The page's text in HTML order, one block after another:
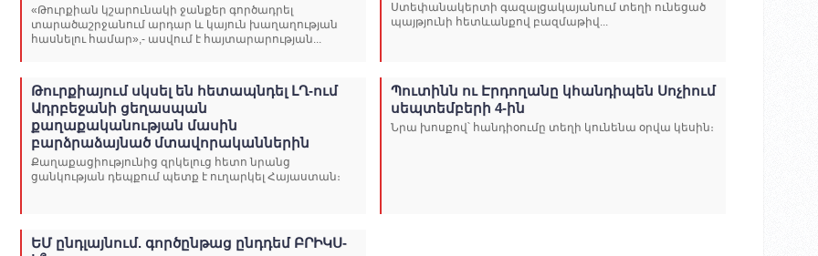
«Թուրքիան կշարունակի ջանքեր գործադրել
տարածաշրջանում արդար և կայուն խաղաղության
հասնելու համար»,- ասվում է հայտարարության...
Ստեփանակերտի գազալցակայանում տեղի ունեցած
պայթյունի հետևանքով բազմաթիվ...
Թուրքիայում սկսել են հետապնդել ԼՂ-ում
Ադրբեջանի ցեղասպան
քաղաքականության մասին
բարձրաձայնած մտավորականներին
Քաղաքացիությունից զրկելուց հետո նրանց
ցանկության դեպքում պետք է ուղարկել Հայաստան։
Պուտինն ու Էրդողանը կհանդիպեն Սոչիում
սեպտեմբերի 4-ին
Նրա խոսքով՝ հանդիօումը տեղի կունենա օրվա կեսին։
ԵՄ ընդլայնում. գործընթաց ընդդեմ ԲՐԻԿՍ-